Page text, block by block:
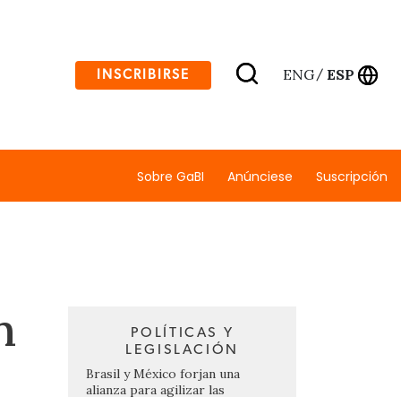
INSCRIBIRSE ENG/ ESP
Sobre GaBI Anúnciese Suscripción
POLÍTICAS Y
LEGISLACIÓN
Brasil y México forjan una
alianza para agilizar las